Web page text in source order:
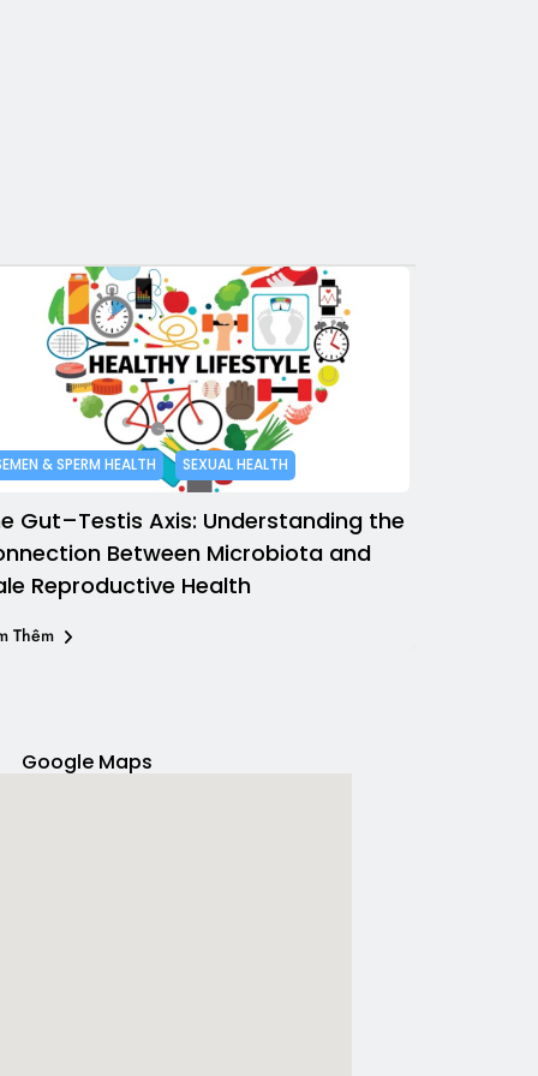
& SPERM HEALTH SEXUAL HEALTH
Gut–Testis Axis: Understanding the
Between Microbiota and
Reproductive Health
Thêm
Google Maps